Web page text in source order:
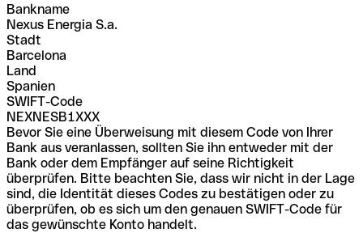
Bankname
Nexus Energia S.a.
Stadt
Barcelona
Land
Spanien
SWIFT-Code
NEXNESB1XXX
Bevor Sie eine Überweisung mit diesem Code von Ihrer
Bank aus veranlassen, sollten Sie ihn entweder mit der
Bank oder dem Empfänger auf seine Richtigkeit
überprüfen. Bitte beachten Sie, dass wir nicht in der Lage
sind, die Identität dieses Codes zu bestätigen oder zu
überprüfen, ob es sich um den genauen SWIFT-Code für
das gewünschte Konto handelt.